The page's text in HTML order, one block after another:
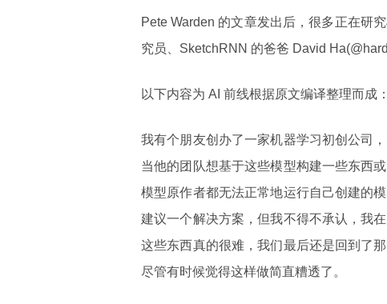
Pete Warden 的文章发出后，很多正在研
究员、SketchRNN 的爸爸 David
以下内容为 AI 前线根据原文编译整理而成：
我有个朋友创办了一家机器学习初创公司
当他的团队想基于这些模型构建一些东西
模型原作者都无法正常地运行自己创建的
建议一个解决方案，但我不得不承认，我
这些东西真的很难，我们最后还是回到了
尽管有时候觉得这样做简直糟透了。